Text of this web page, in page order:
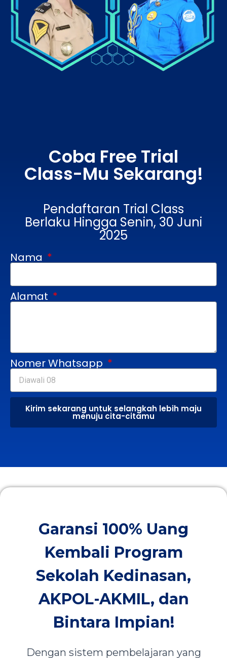
Coba Free Trial
Class-Mu Sekarang!
Pendaftaran Trial Class
Berlaku Hingga Senin, 30 Juni
2025
Nama
Alamat
Nomer Whatsapp
Kirim sekarang untuk selangkah lebih maju
menuju cita-citamu
Garansi 100% Uang
Kembali Program
Sekolah Kedinasan,
AKPOL-AKMIL, dan
Bintara Impian!
Dengan sistem pembelajaran yang